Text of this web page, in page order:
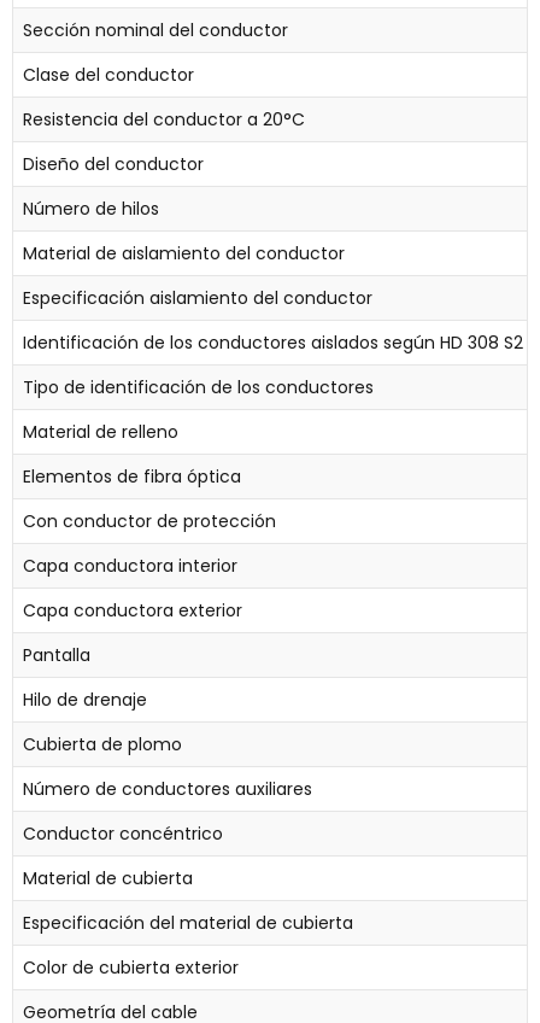
Sección nominal del conductor
Clase del conductor
Resistencia del conductor a 20°C
Diseño del conductor
Número de hilos
Material de aislamiento del conductor
Especificación aislamiento del conductor
Identificación de los conductores aislados según HD 308 S2
Tipo de identificación de los conductores
Material de relleno
Elementos de fibra óptica
Con conductor de protección
Capa conductora interior
Capa conductora exterior
Pantalla
Hilo de drenaje
Cubierta de plomo
Número de conductores auxiliares
Conductor concéntrico
Material de cubierta
Especificación del material de cubierta
Color de cubierta exterior
Geometría del cable